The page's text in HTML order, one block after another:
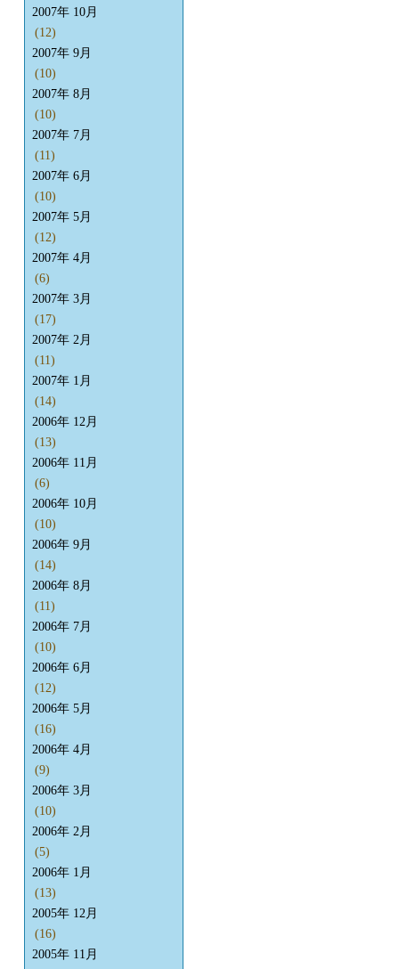
2007年 10月
(12)
2007年 9月
(10)
2007年 8月
(10)
2007年 7月
(11)
2007年 6月
(10)
2007年 5月
(12)
2007年 4月
(6)
2007年 3月
(17)
2007年 2月
(11)
2007年 1月
(14)
2006年 12月
(13)
2006年 11月
(6)
2006年 10月
(10)
2006年 9月
(14)
2006年 8月
(11)
2006年 7月
(10)
2006年 6月
(12)
2006年 5月
(16)
2006年 4月
(9)
2006年 3月
(10)
2006年 2月
(5)
2006年 1月
(13)
2005年 12月
(16)
2005年 11月